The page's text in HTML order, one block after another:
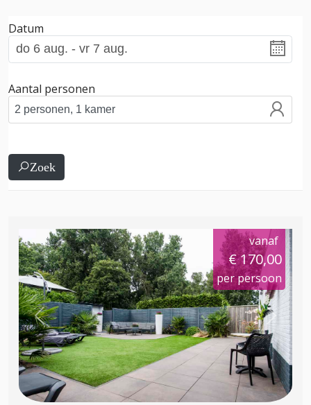
Datum
Aantal personen
Zoek
vanaf
€ 170,00
per persoon
Previous Next